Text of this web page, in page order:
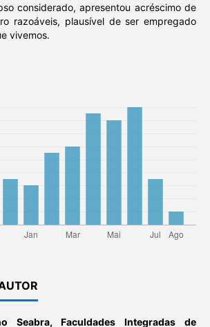
considerado, apresentou acréscimo de
razoáveis, plausível de ser empregado
vivemos.
Seabra,Faculdades Integradas de